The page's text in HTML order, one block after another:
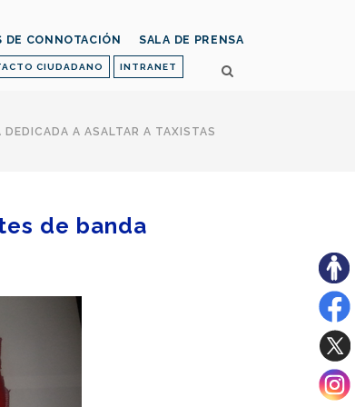
CIUDADANO INTRANET
DE CONNOTACIÓN SALA DE PRENSA
A ASALTAR A TAXISTAS
de banda